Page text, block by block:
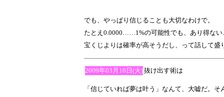
でも、やっぱり信じることも大切なわけで。
たとえ0.0000……1%の可能性でも、あり得な
宝くじよりは確率が高そうだし、って話して
2009年03月10日(火)抜け出す術は
「信じていれば夢は叶う」なんて、大嘘だ。そ